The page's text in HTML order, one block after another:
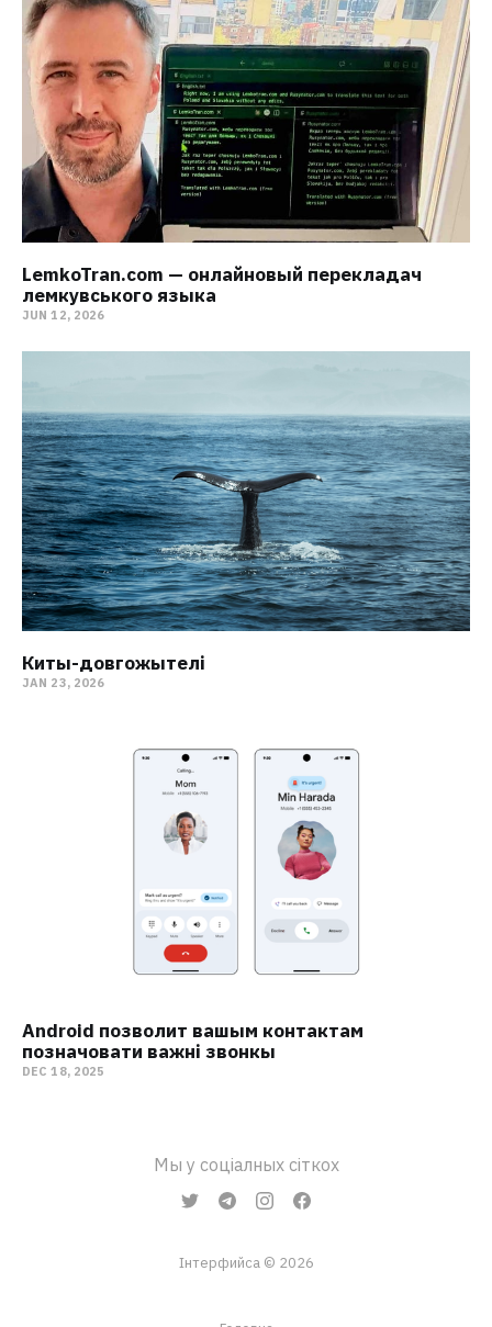
LemkoTran.com — онлайновый перекладач
лемкувського языка
JUN 12, 2026
Киты-довгожытелі
JAN 23, 2026
Android позволит вашым контактам
позначовати важні звонкы
DEC 18, 2025
Мы у соціалных сіткох
Інтерфийса © 2026